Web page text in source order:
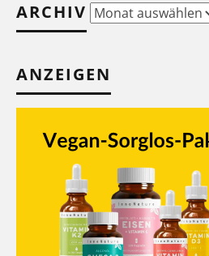
ARCHIV Archiv
ANZEIGEN